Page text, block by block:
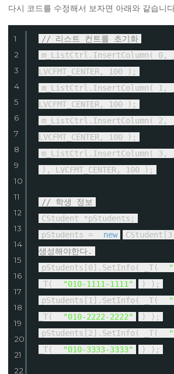
다시 코드를 수정해서 보자면 아래와 같습니
1
2
3
4
5
6
7
8
9
10
11
12
13
14
15
16
17
18
19
20
21
22
// 리스트 컨트롤 초기화
m_ListCtrl.InsertColumn( 0,
LVCFMT_CENTER, 100 );
m_ListCtrl.InsertColumn( 1,
LVCFMT_CENTER, 100 );
m_ListCtrl.InsertColumn( 2,
LVCFMT_CENTER, 100 );
m_ListCtrl.InsertColumn( 3,
), LVCFMT_CENTER, 100 );
// 학생 정보
CStudent *pStudents;
pStudents =
new
생성해야한다.
pStudents[0].SetInfo( _T(
_T(
"010-1111-1111"
) );
pStudents[1].SetInfo( _T(
_T(
"010-2222-2222"
) );
pStudents[2].SetInfo( _T(
_T(
"010-3333-3333" ) );